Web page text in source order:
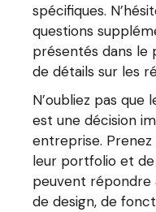
spécifiques.
questions
présentés dans le
de détails sur les
N’oubliez pas que
est une décision
entreprise.
leur portfolio et de
peuvent
de design, de